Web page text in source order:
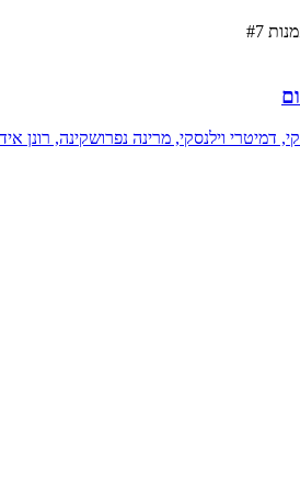
#7
, דמיטרי וילנסקי, מרינה נפרושקינה, רונן